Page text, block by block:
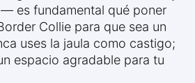
es fundamental qué poner
Collie para que sea un
uses la jaula como castigo;
espacio agradable para tu